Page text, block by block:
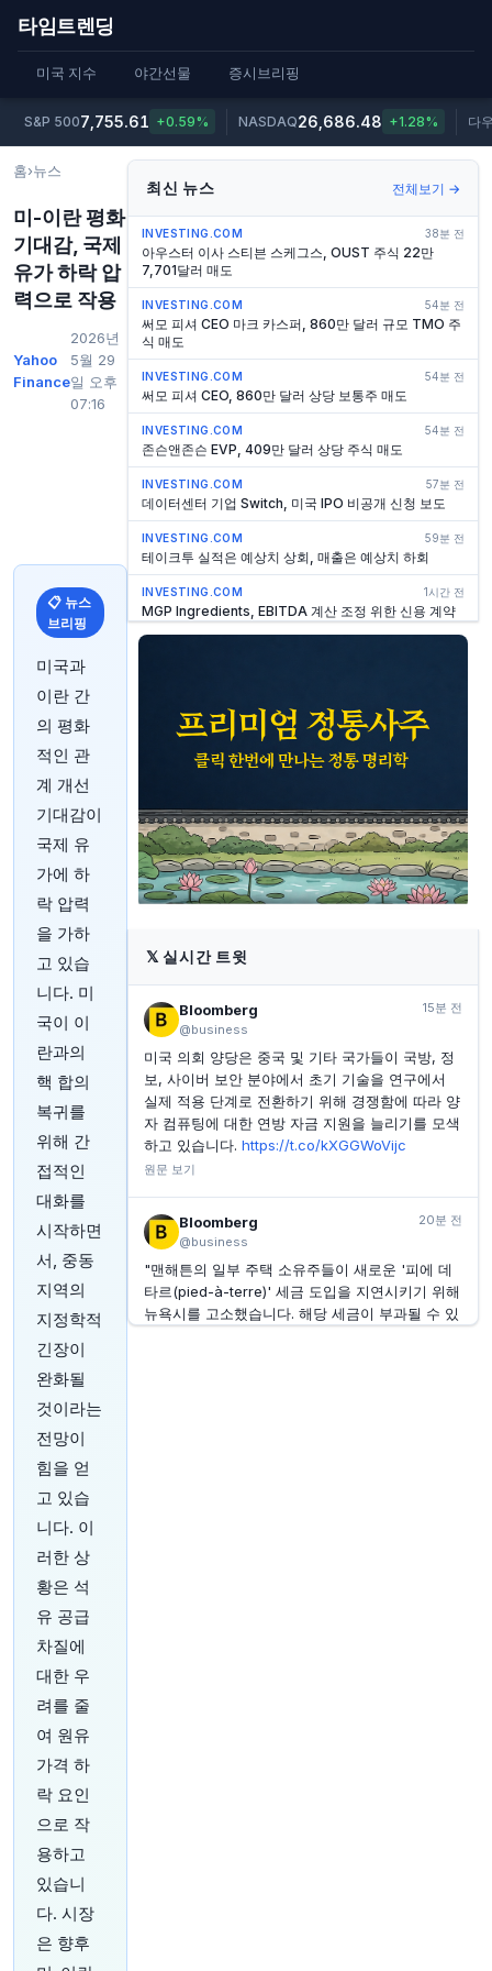
타임트렌딩
미국 지수 야간선물 증시브리핑
S&P 5007,755.61 +0.59% NASDAQ26,686.48 +1.28% 다
홈›뉴스
미-이란 평화
기대감, 국제
유가 하락 압
력으로 작용
Yahoo
Finance
2026년
5월 29
일 오후
07:16
📋 뉴스
브리핑
미국과
이란 간
의 평화
적인 관
계 개선
기대감이
국제 유
가에 하
락 압력
을 가하
고 있습
니다. 미
국이 이
란과의
핵 합의
복귀를
위해 간
접적인
대화를
시작하면
서, 중동
지역의
지정학적
긴장이
완화될
것이라는
전망이
힘을 얻
고 있습
니다. 이
러한 상
황은 석
유 공급
차질에
대한 우
려를 줄
여 원유
가격 하
락 요인
으로 작
용하고
있습니
다. 시장
은 향후
최신 뉴스 전체보기 →
INVESTING.COM 38분 전
아우스터 이사 스티븐 스케그스, OUST 주식 22만
7,701달러 매도
INVESTING.COM 54분 전
써모 피셔 CEO 마크 카스퍼, 860만 달러 규모 TMO 주
식 매도
INVESTING.COM 54분 전
써모 피셔 CEO, 860만 달러 상당 보통주 매도
INVESTING.COM 54분 전
존슨앤존슨 EVP, 409만 달러 상당 주식 매도
INVESTING.COM 57분 전
데이터센터 기업 Switch, 미국 IPO 비공개 신청 보도
INVESTING.COM 59분 전
테이크투 실적은 예상치 상회, 매출은 예상치 하회
INVESTING.COM 1시간 전
MGP Ingredients, EBITDA 계산 조정 위한 신용 계약
INVESTING.COM
Magnite 사장 Buckley, 옵션 행사 후 160만 달러 상당
INVESTING.COM
반에크 BNB ETF, 신규 계약에 따라 비트고를 두 번째
BNB 수탁사로 지정
MARKETWATCH 1시간 전
달러 약세 속 현재 금에 투자하는 현명한 방법
셀룰라리티, 최고 상업 책임자 릭 곤잘레스 즉시 해임
INVESTING.COM 1시간 전
캐피탈 사우스웨스트, 20억 달러 ATM 프로그램에
RBC 캐피탈 마켓을 판매 대행사로 추가
INVESTING.COM 1시간 전
올레녹스, 감사인으로 우리쉬 포펙 선임 및 RBSM LLP
해임
INVESTING.COM 1시간 전
코버넌트 로지스틱스, 주요 임원 퇴직 조건 업데이트
𝕏 실시간 트윗
Bloomberg
@business
15분 전
미국 의회 양당은 중국 및 기타 국가들이 국방, 정
보, 사이버 보안 분야에서 초기 기술을 연구에서
실제 적용 단계로 전환하기 위해 경쟁함에 따라 양
자 컴퓨팅에 대한 연방 자금 지원을 늘리기를 모색
하고 있습니다. https://t.co/kXGGWoVijc
원문 보기
Bloomberg
@business
20분 전
"맨해튼의 일부 주택 소유주들이 새로운 '피에 데
타르(pied-à-terre)' 세금 도입을 지연시키기 위해
뉴욕시를 고소했습니다. 해당 세금이 부과될 수 있